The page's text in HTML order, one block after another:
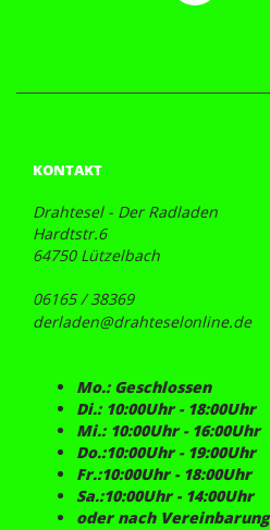
KONTAKT
Drahtesel - Der Radladen
Hardtstr.6
64750 Lützelbach
06165 / 38369
derladen@drahteselonline.de
Mo.: Geschlossen
Di.: 10:00Uhr - 18:00Uhr
Mi.: 10:00Uhr - 16:00Uhr
Do.:10:00Uhr - 19:00Uhr
Fr.:10:00Uhr - 18:00Uhr
Sa.:10:00Uhr - 14:00Uhr
oder nach Vereinbarung